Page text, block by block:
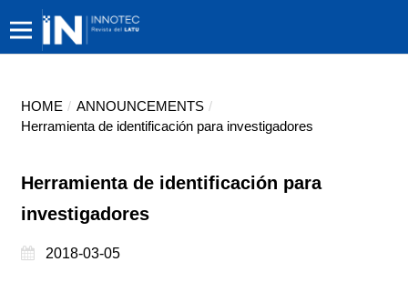
HOME / ANNOUNCEMENTS /
Herramienta de identificación para investigadores
Herramienta de identificación para
investigadores
2018-03-05